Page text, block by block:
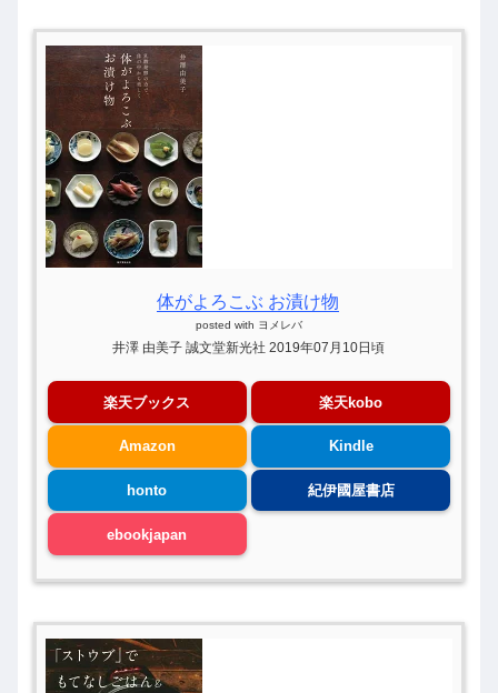
体がよろこぶ お漬け物
posted with ヨメレバ
井澤 由美子 誠文堂新光社 2019年07月10日頃
楽天ブックス 楽天kobo
Amazon Kindle
honto 紀伊國屋書店
ebookjapan